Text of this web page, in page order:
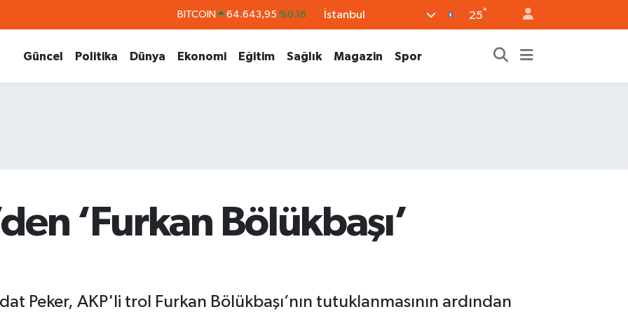
DOLAR 47,6704 %0
64,2143 %0
İstanbul 25°
Güncel Politika Dünya Ekonomi Eğitim Sağlık Magazin Spor
‘Furkan Bölükbaşı’
Peker, AKP'li trol Furkan Bölükbaşı’nın tutuklanmasının ardından